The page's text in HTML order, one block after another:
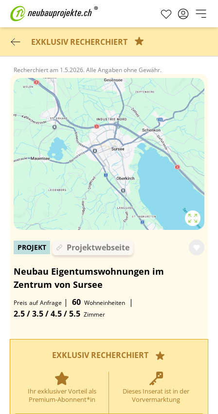
EXKLUSIV RECHERCHIERT
Recherchiert am 1.5.2026. Alle Angaben ohne Gewähr.
PROJEKT Projektwebseite
Neubau Eigentumswohnungen im
Zentrum von Sursee
Preis auf Anfrage | 60 Wohneinheiten
|
2.5 / 3.5 / 4.5 / 5.5 Zimmer
EXKLUSIV RECHERCHIERT
Ihr exklusiver Vorteil als
Premium-Abonnent*in
Dieses Inserat ist in der
Vorvermarktung